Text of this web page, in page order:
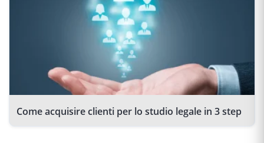
Come acquisire clienti per lo studio legale in 3 step